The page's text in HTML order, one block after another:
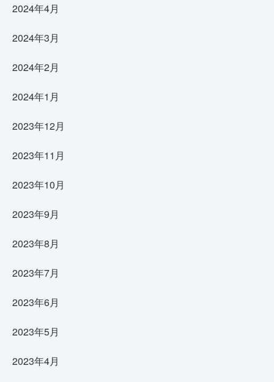
2024年4月
2024年3月
2024年2月
2024年1月
2023年12月
2023年11月
2023年10月
2023年9月
2023年8月
2023年7月
2023年6月
2023年5月
2023年4月